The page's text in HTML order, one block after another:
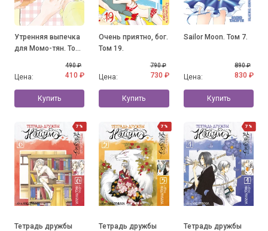
Утренняя выпечка
для Момо-тян. Том
Цена:
490 ₽
410 ₽
Купить
Очень приятно, бог.
Том 19.
Цена:
790 ₽
730 ₽
Купить
Sailor Moon. Том 7.
Цена:
890 ₽
830 ₽
Купить
7%
Тетрадь дружбы
7%
Тетрадь дружбы
7%
Тетрадь дружбы